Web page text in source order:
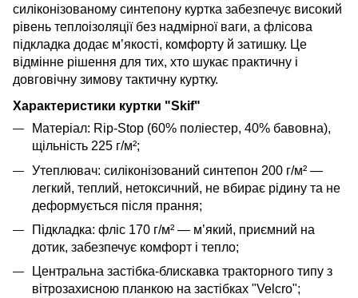
силіконізованому синтепону куртка забезпечує високий
рівень теплоізоляції без надмірної ваги, а флісова
підкладка додає м’якості, комфорту й затишку. Це
відмінне рішення для тих, хто шукає практичну і
довговічну зимову тактичну куртку.
Характеристики куртки "Skif"
Матеріал: Rip-Stop (60% поліестер, 40% бавовна),
щільність 225 г/м²;
Утеплювач: силіконізований синтепон 200 г/м² —
легкий, теплий, нетоксичний, не вбирає рідину та не
деформується після прання;
Підкладка: фліс 170 г/м² — м’який, приємний на
дотик, забезпечує комфорт і тепло;
Центральна застібка-блискавка тракторного типу з
вітрозахисною планкою на застібках "Velcro";